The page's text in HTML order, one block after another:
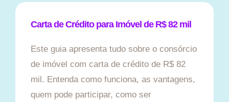
Carta de Crédito para Imóvel de R$ 82 mil
Este guia apresenta tudo sobre o consórcio
de imóvel com carta de crédito de R$ 82
mil. Entenda como funciona, as vantagens,
quem pode participar, como ser